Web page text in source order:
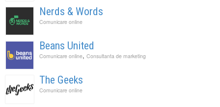
Nerds & Words
Comunicare online
Beans United
Comunicare online, Consultanta de marketing
The Geeks
Comunicare online